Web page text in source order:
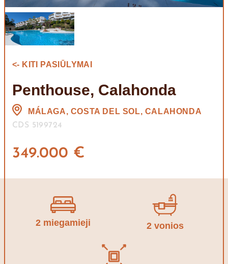
<- KITI PASIŪLYMAI
Penthouse, Calahonda
MÁLAGA, COSTA DEL SOL, CALAHONDA
CDS 5199724
349.000 €
2 miegamieji 2 vonios